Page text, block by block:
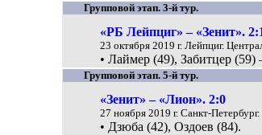
Групповой этап. 3-й тур.
«РБ Лейпциг» – «Зенит».
23 октября 2019 г. Лейпциг.
• Лаймер (49), Забитцер
Групповой этап. 5-й тур.
«Зенит» – «Лион». 2:0
27 ноября 2019 г. Санкт-
• Дзюба (42), Оздоев (84).